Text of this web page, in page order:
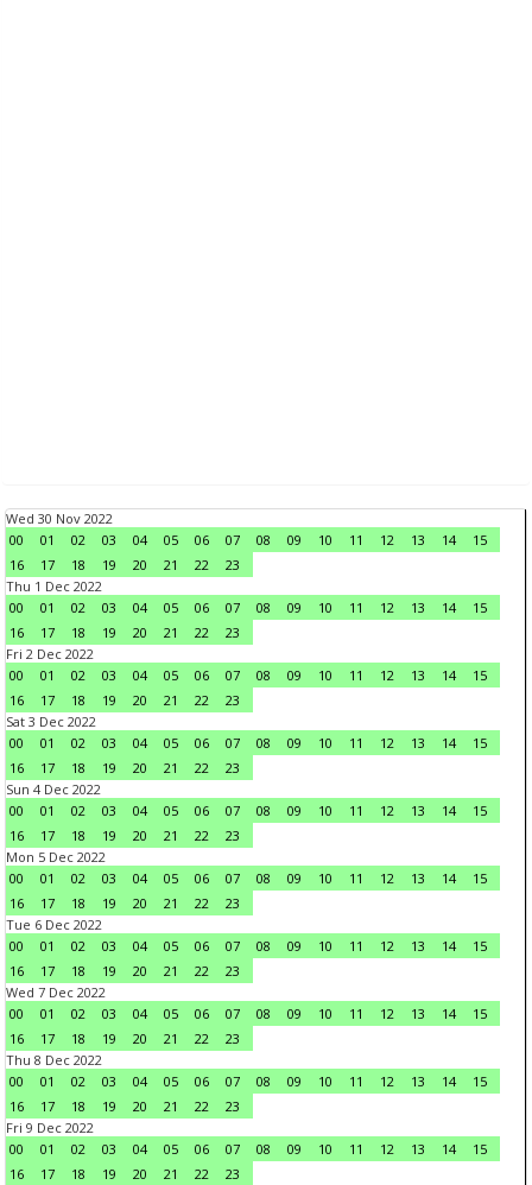
Wed 30 Nov 2022
00
01 02 03 04 05 06 07 08 09 10 11 12 13 14
15
16
17 18 19 20 21 22
23
Thu 1 Dec 2022
00
01 02 03 04 05 06 07 08 09 10 11 12 13 14
15
16
17 18 19 20 21 22
23
Fri 2 Dec 2022
00
01 02 03 04 05 06 07 08 09 10 11 12 13 14
15
16
17 18 19 20 21 22
23
Sat 3 Dec 2022
00
01 02 03 04 05 06 07 08 09 10 11 12 13 14
15
16
17 18 19 20 21 22
23
Sun 4 Dec 2022
00
01 02 03 04 05 06 07 08 09 10 11 12 13 14
15
16
17 18 19 20 21 22
23
Mon 5 Dec 2022
00
01 02 03 04 05 06 07 08 09 10 11 12 13 14
15
16
17 18 19 20 21 22
23
Tue 6 Dec 2022
00
01 02 03 04 05 06 07 08 09 10 11 12 13 14
15
16
17 18 19 20 21 22
23
Wed 7 Dec 2022
00
01 02 03 04 05 06 07 08 09 10 11 12 13 14
15
16
17 18 19 20 21 22
23
Thu 8 Dec 2022
00
01 02 03 04 05 06 07 08 09 10 11 12 13 14
15
16
17 18 19 20 21 22
23
Fri 9 Dec 2022
00
01 02 03 04 05 06 07 08 09 10 11 12 13 14
15
16
17 18 19 20 21 22
23